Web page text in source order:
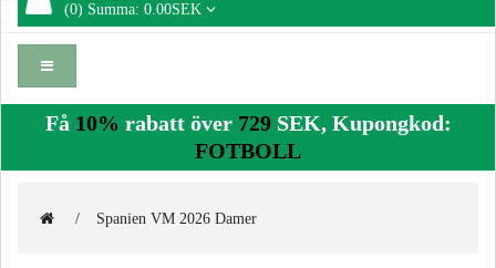
(0) Summa: 0.00SEK
Få 10% rabatt över 729SEK, Kupongkod:
FOTBOLL
Spanien VM 2026 Damer